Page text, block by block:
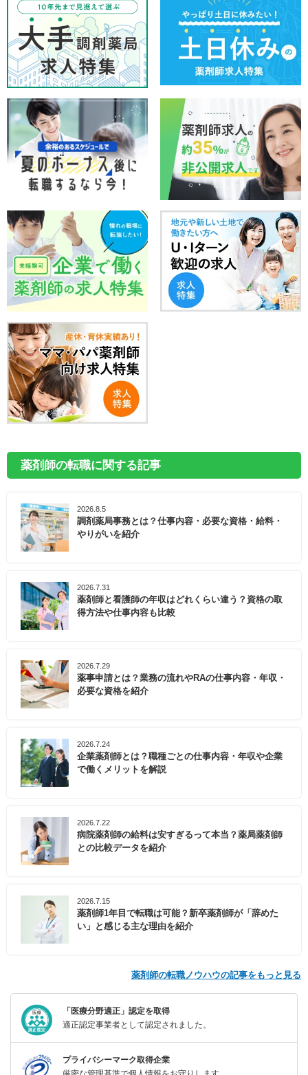
薬剤師の転職に関する記事
2026.8.5
調剤薬局事務とは？仕事内容・必要な資格・給料・
やりがいを紹介
2026.7.31
薬剤師と看護師の年収はどれくらい違う？資格の取
得方法や仕事内容も比較
2026.7.29
薬事申請とは？業務の流れやRAの仕事内容・年収・
必要な資格を紹介
2026.7.24
企業薬剤師とは？職種ごとの仕事内容・年収や企業
で働くメリットを解説
2026.7.22
病院薬剤師の給料は安すぎるって本当？薬局薬剤師
との比較データを紹介
2026.7.15
薬剤師1年目で転職は可能？新卒薬剤師が「辞めた
い」と感じる主な理由を紹介
薬剤師の転職ノウハウの記事をもっと見る
「医療分野適正」認定を取得
適正認定事業者として認定されました。
プライバシーマーク取得企業